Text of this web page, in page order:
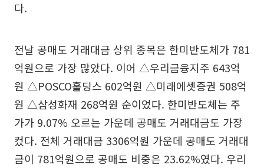
다.
전날 공매도 거래대금 상위 종목은 한미반도체가 781
억원으로 가장 많았다. 이어 △우리금융지주 643억
원 △POSCO홀딩스 602억원 △미래에셋증권 508억
원 △삼성화재 268억원 순이었다. 한미반도체는 주
가가 9.07% 오르는 가운데 공매도 거래대금도 가장
컸다. 전체 거래대금 3306억원 가운데 공매도 거래대
금이 781억원으로 공매도 비중은 23.62%였다. 우리